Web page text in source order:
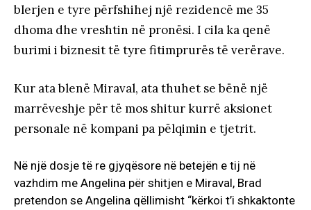
blerjen e tyre përfshihej një rezidencë me 35
dhoma dhe vreshtin në pronësi. I cila ka qenë
burimi i biznesit të tyre fitimprurës të verërave.
Kur ata blenë Miraval, ata thuhet se bënë një
marrëveshje për të mos shitur kurrë aksionet
personale në kompani pa pëlqimin e tjetrit.
Në një dosje të re gjyqësore në betejën e tij në
vazhdim me Angelina për shitjen e Miraval, Brad
pretendon se Angelina qëllimisht “kërkoi t’i shkaktonte